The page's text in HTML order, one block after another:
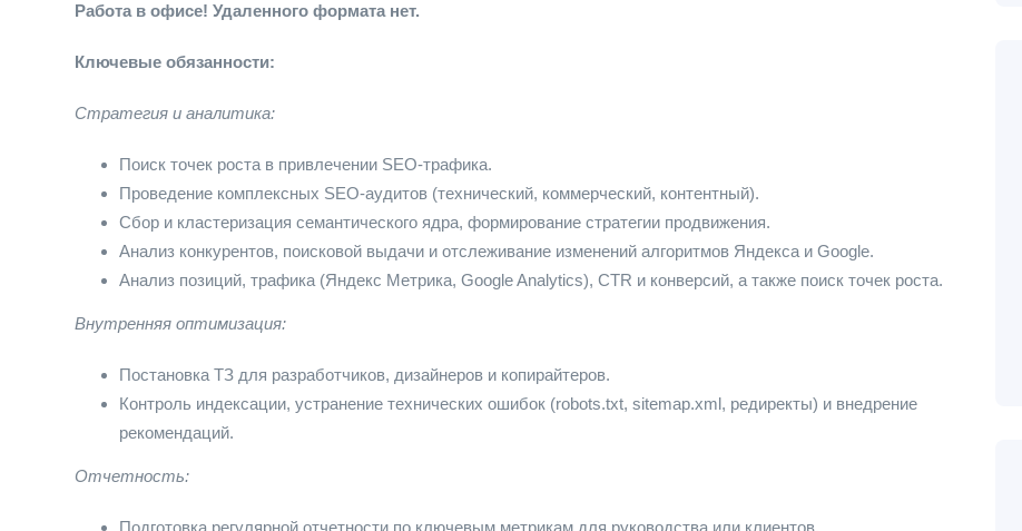
Работа в офисе! Удаленного формата нет.
Ключевые обязанности:
Стратегия и аналитика:
Поиск точек роста в привлечении SEO-трафика.
Проведение комплексных SEO-аудитов (технический, коммерческий, контентный).
Сбор и кластеризация семантического ядра, формирование стратегии продвижения.
Анализ конкурентов, поисковой выдачи и отслеживание изменений алгоритмов Яндекса и Google.
Анализ позиций, трафика (Яндекс Метрика, Google Analytics), CTR и конверсий, а также поиск точек роста.
Внутренняя оптимизация:
Постановка ТЗ для разработчиков, дизайнеров и копирайтеров.
Контроль индексации, устранение технических ошибок (robots.txt, sitemap.xml, редиректы) и внедрение
рекомендаций.
Отчетность:
Подготовка регулярной отчетности по ключевым метрикам для руководства или клиентов.